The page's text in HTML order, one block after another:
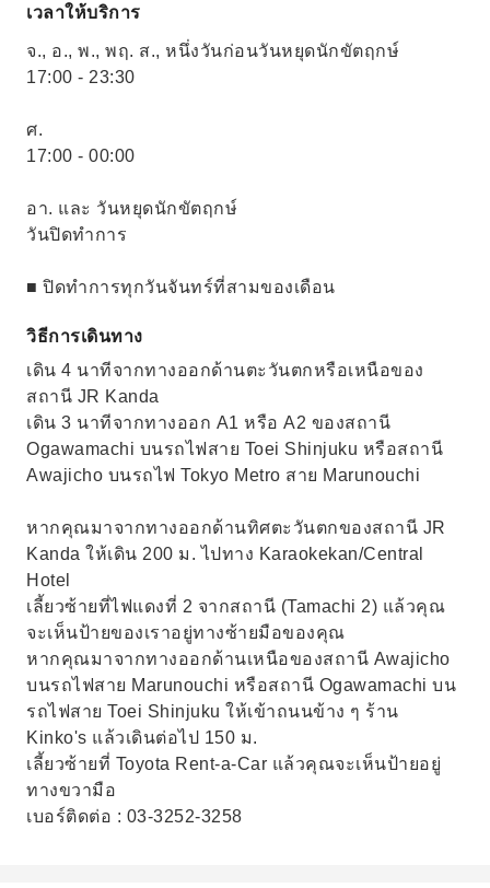
เวลาให้บริการ
จ., อ., พ., พฤ. ส., หนึ่งวันก่อนวันหยุดนักขัตฤกษ์
17:00 - 23:30
ศ.
17:00 - 00:00
อา. และ วันหยุดนักขัตฤกษ์
วันปิดทำการ
■ ปิดทำการทุกวันจันทร์ที่สามของเดือน
วิธีการเดินทาง
เดิน 4 นาทีจากทางออกด้านตะวันตกหรือเหนือของ
สถานี JR Kanda
เดิน 3 นาทีจากทางออก A1 หรือ A2 ของสถานี
Ogawamachi บนรถไฟสาย Toei Shinjuku หรือสถานี
Awajicho บนรถไฟ Tokyo Metro สาย Marunouchi
หากคุณมาจากทางออกด้านทิศตะวันตกของสถานี JR
Kanda ให้เดิน 200 ม. ไปทาง Karaokekan/Central
Hotel
เลี้ยวซ้ายที่ไฟแดงที่ 2 จากสถานี (Tamachi 2) แล้วคุณ
จะเห็นป้ายของเราอยู่ทางซ้ายมือของคุณ
หากคุณมาจากทางออกด้านเหนือของสถานี Awajicho
บนรถไฟสาย Marunouchi หรือสถานี Ogawamachi บน
รถไฟสาย Toei Shinjuku ให้เข้าถนนข้าง ๆ ร้าน
Kinko's แล้วเดินต่อไป 150 ม.
เลี้ยวซ้ายที่ Toyota Rent-a-Car แล้วคุณจะเห็นป้ายอยู่
ทางขวามือ
เบอร์ติดต่อ : 03-3252-3258